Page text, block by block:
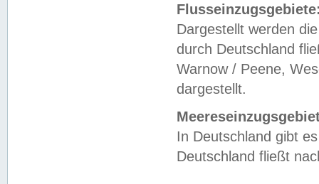
Dargestellt werden
durch Deutschland
Warnow / Peene,
dargestellt.
In Deutschland gibt
Deutschland fließt